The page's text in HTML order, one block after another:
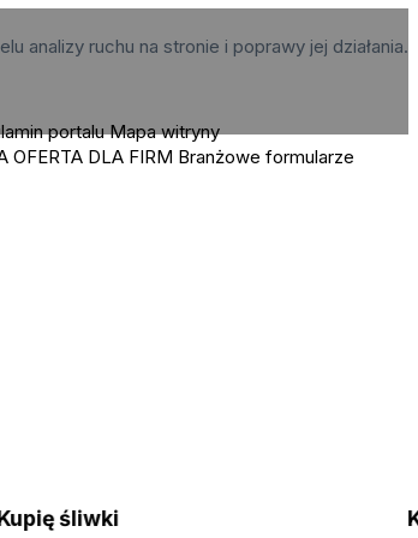
Kupię śliwki
analizy ruchu na stronie i poprawy jej działania.
portalu Mapa witryny
OFERTA DLA FIRM Branżowe formularze